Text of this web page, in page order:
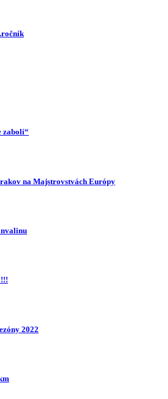
zabolí“
na Majstrovstvách Európy
2022